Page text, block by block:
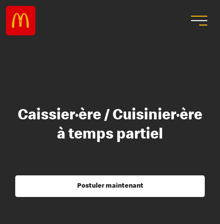
Caissier·ère / Cuisinier·ère
à temps partiel
Postuler maintenant